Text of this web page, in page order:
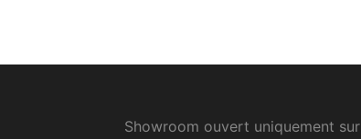
Showroom ouvert uniquement sur